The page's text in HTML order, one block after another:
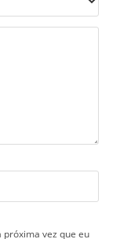
próxima vez que eu